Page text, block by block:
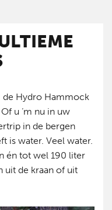
de Hydro Hammock
u ‘m nu in uw
in de bergen
is water. Veel water.
én tot wel 190 liter
uit de kraan of uit